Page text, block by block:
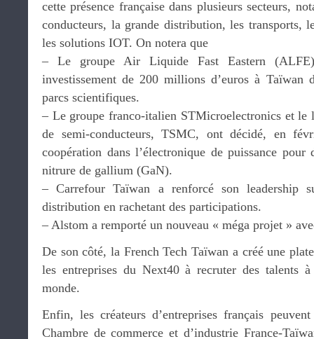
cette présence française dans plusieurs secteurs,
conducteurs, la grande distribution, les transports,
les solutions IOT. On notera que
– Le groupe Air Liquide Fast Eastern
investissement de 200 millions d’euros à Taïwan
parcs scientifiques.
– Le groupe franco-italien STMicroelectronics et le
de semi-conducteurs, TSMC, ont décidé, en
coopération dans l’électronique de puissance
nitrure de gallium (GaN).
– Carrefour Taïwan a renforcé son leadership
distribution en rachetant des participations.
– Alstom a remporté un nouveau « méga projet »
De son côté, la French Tech Taïwan a créé une
les entreprises du Next40 à recruter des talents
monde.
Enfin, les créateurs d’entreprises français
Chambre de commerce et d’industrie France-